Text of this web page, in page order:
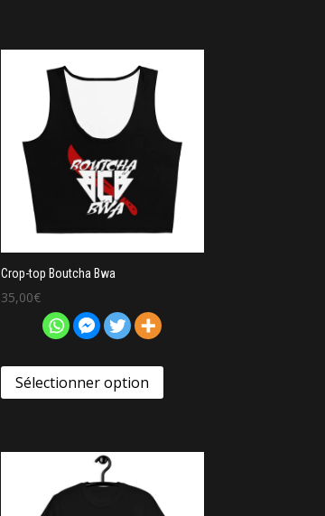
Crop-top Boutcha Bwa
35,00€
Sélectionner option